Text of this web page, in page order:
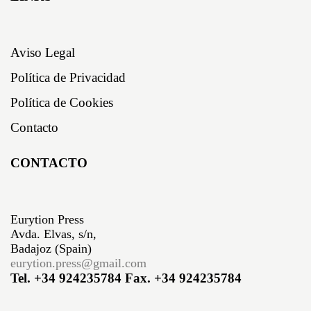
Aviso Legal
Política de Privacidad
Política de Cookies
Contacto
CONTACTO
Eurytion Press
Avda. Elvas, s/n,
Badajoz (Spain)
eurytion.press@gmail.com
Tel. +34 924235784 Fax. +34 924235784